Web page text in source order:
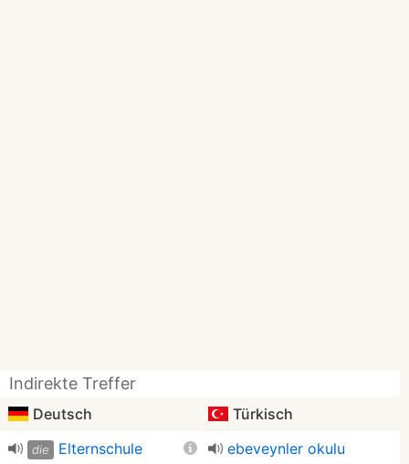
Indirekte Treffer
Deutsch Türkisch
die Elternschule ebeveynler okulu